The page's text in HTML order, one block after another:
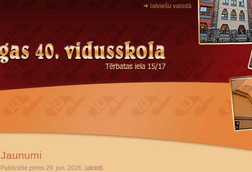
latviešu valodā
Jaunumi
Publicētie pirms 29. jun. 2026. (atcelt)